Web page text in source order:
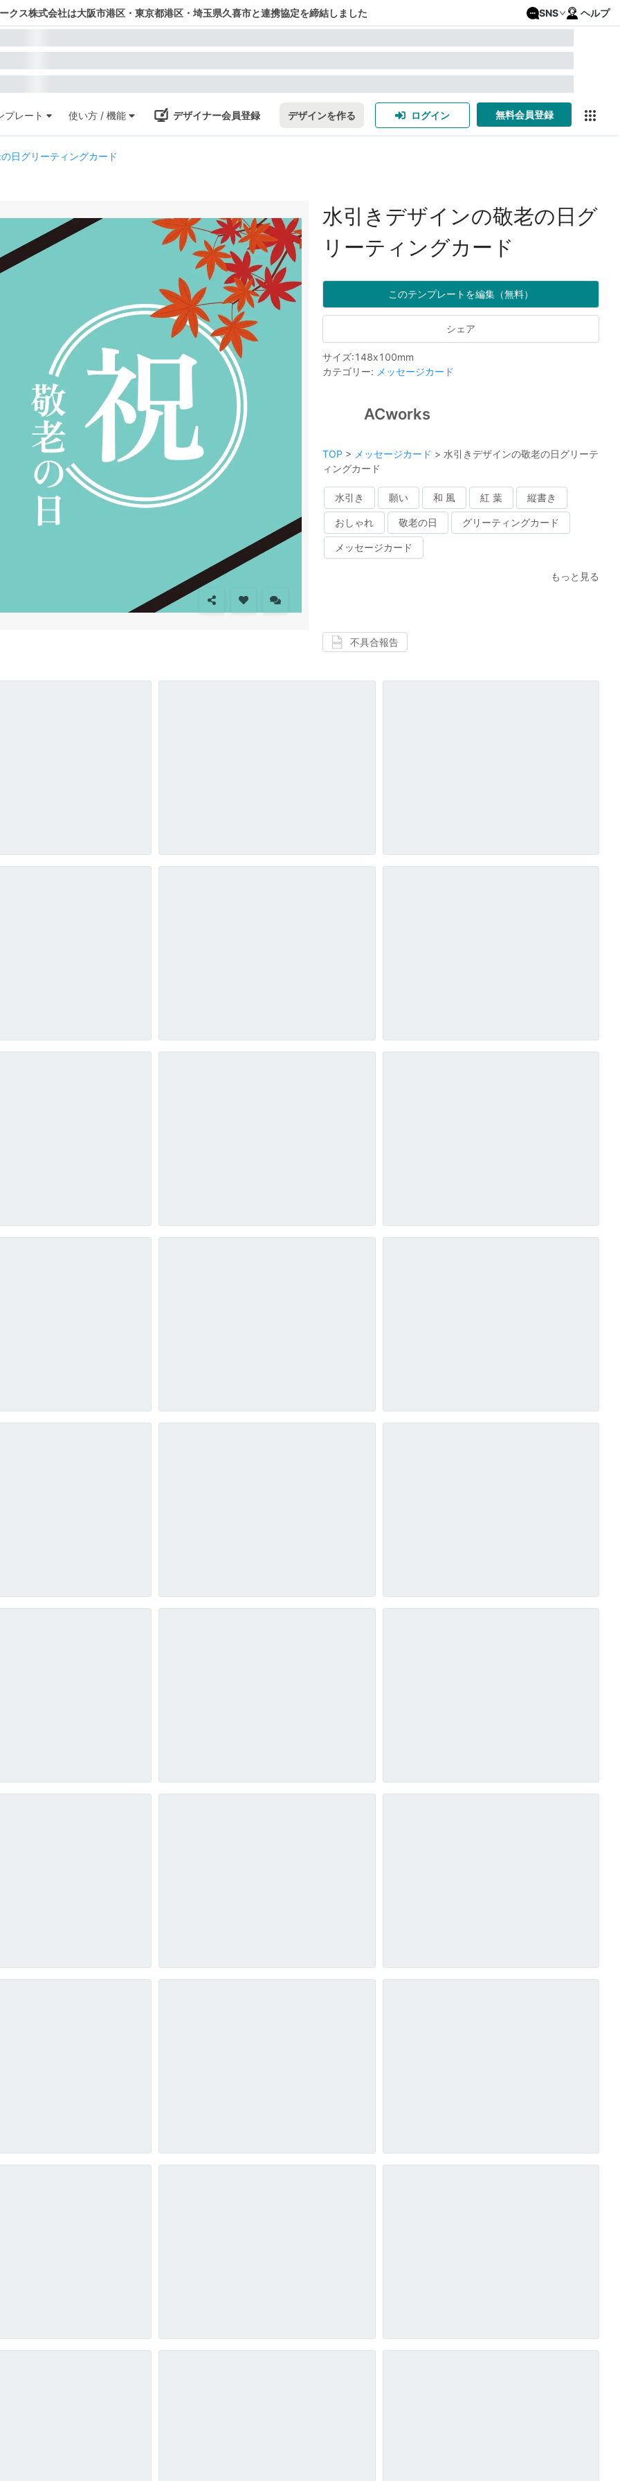
クス株式会社は大阪市港区・東京都港区・埼玉県久喜市と連携協定を締結しました SNS ヘルプ
プレート 使い方 / 機能 デザイナー会員登録 デザインを作る ログイン 無料会員登録
日グリーティングカード
水引きデザインの敬老の日グ
リーティングカード
このテンプレートを編集（無料）
シェア
サイズ:148x100mm
カテゴリー: メッセージカード
ACworks
TOP > メッセージカード > 水引きデザインの敬老の日グリーテ
ィングカード
水引き 願い 和 風 紅 葉 縦書き
おしゃれ 敬老の日 グリーティングカード
メッセージカード
もっと見る
不具合報告